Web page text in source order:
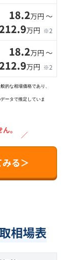
18.2万円 〜
万円 ※2
18.2万円 〜
万円 ※2
的な相場価格であり、
ータで推定していま
。
／
る＞
相場表